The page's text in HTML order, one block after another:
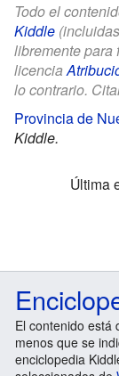
Todo el
Kiddle
libremente para
licencia
lo contrario.
Provincia de
Kiddle.
Última
El contenido está
menos que se
enciclopedia